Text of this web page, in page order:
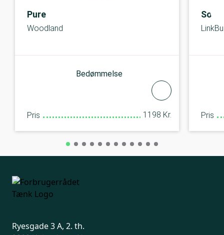
Pure
Woodland
Bedømmelse
Pris 1198 Kr.
Sony
Pris
Ryesgade 3 A, 2. th.